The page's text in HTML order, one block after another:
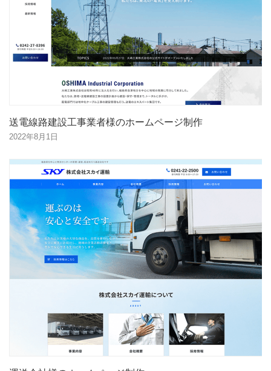
送電線路建設工事業者様のホームページ制作
2022年8月1日